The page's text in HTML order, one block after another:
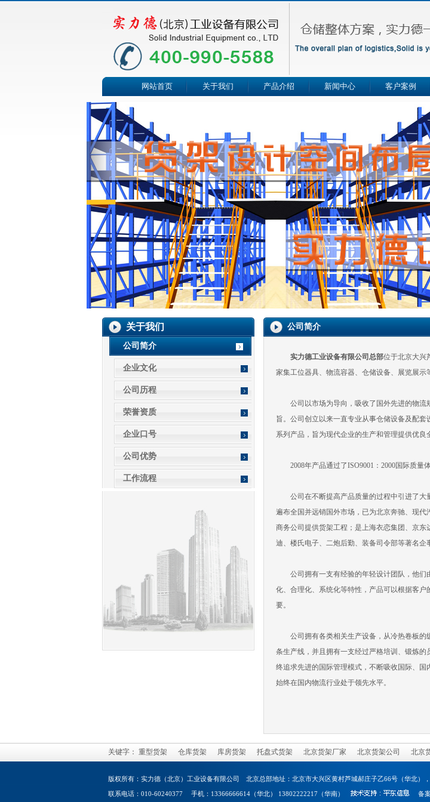
网站首页 关于我们 产品介绍 新闻中心 客户案例
关于我们
公司简介
企业文化
公司历程
荣誉资质
企业口号
公司优势
工作流程
公司简介
实力德工业设备有限公司 总部位于北京大兴
家集工位器具、物流容器、仓储设备、展览展示
公司以市场为导向，吸收了国外先进的物流
旨。公司创立以来一直专业从事仓储设备及配
系列产品，旨为现代企业的生产和管理提供优良
2008年产品通过了ISO9001：2000国际质量体
公司在不断提高产品质量的过程中引进了大
遍布全国并远销国外市场，已为北京奔驰、现
商务公司提供货架工程；是上海衣恋集团、京
迪、楼氏电子、二炮后勤、装备司令部等著名企
公司拥有一支有经验的年轻设计团队，他们
化、合理化、系统化等特性，产品可以根据客
要。
公司拥有各类相关生产设备，从冷热卷板的
条生产线，并且拥有一支经过严格培训、锻炼
终追求先进的国际管理模式，不断吸收国际、
始终在国内物流行业处于领先水平。
关键字： 重型货架 仓库货架 库房货架 托盘式货架 北京货架厂家 北京货架公司 北京
版权所有：实力德（北京）工业设备有限公司 北京总部地址：北京市大兴区黄村芦城郝庄子乙66号（华北），
联系电话：010-60240377 手机：13366666614（华北） 13802222217（华南） 备案